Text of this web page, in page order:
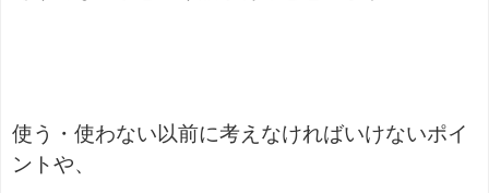
使う・使わない以前に考えなければいけないポイ
ントや、